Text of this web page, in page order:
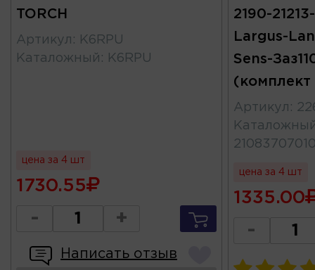
TORCH
Артикул :
K6RPU
Каталожный : K6RPU
цена за 4 шт
1730.55
- +
Написать отзыв
2190-
Largus-
Sens-
Артикул :
цена за 4 шт
1335.00
-